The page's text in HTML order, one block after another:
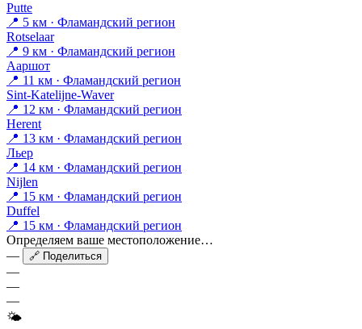
Putte
📍 5 км · Фламандский регион
Rotselaar
📍 9 км · Фламандский регион
Ааршот
📍 11 км · Фламандский регион
Sint-Katelijne-Waver
📍 12 км · Фламандский регион
Herent
📍 13 км · Фламандский регион
Льер
📍 14 км · Фламандский регион
Nijlen
📍 15 км · Фламандский регион
Duffel
📍 15 км · Фламандский регион
Определяем ваше местоположение…
—
🔗 Поделиться
—
—
—
🌤